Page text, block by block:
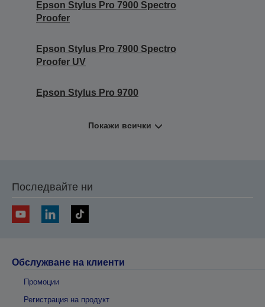
Epson Stylus Pro 7900 Spectro
Proofer
Epson Stylus Pro 7900 Spectro
Proofer UV
Epson Stylus Pro 9700
Покажи всички
Последвайте ни
Обслужване на клиенти
Промоции
Регистрация на продукт